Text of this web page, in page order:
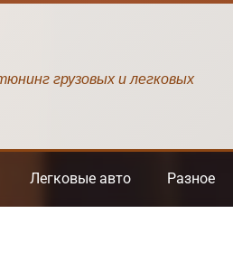
грузовых и легковых
Легковые авто Разное